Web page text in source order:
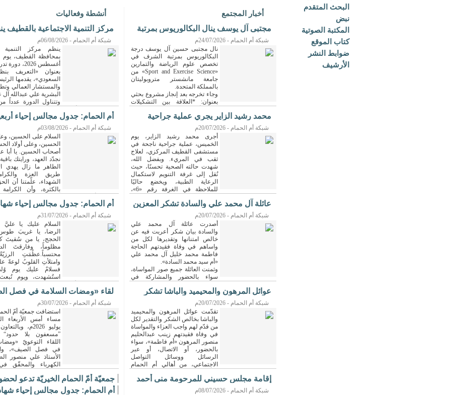
البحث المتقدم
نبض
المكتبة الصوتية
كتاب الموقع
ضوابط النشر
الأرشيف
أخبار المجتمع
مجتبى آل يوسف ينال البكالوريوس بمرتبة
الشرف ...
شبكة أم الحمام - 24/07/2026م
نال مجتبى حسين آل يوسف درجة
البكالوريوس بمرتبة الشرف في
تخصص علوم الرياضة والتمارين
«Sport and Exercise Science» من
جامعة مانشستر متروبوليتان
بالمملكة المتحدة.
وجاء تخرجه بعد إنجاز مشروع بحثي
بعنوان: *العلاقة بين التشكيلات
[التفاصيل]
محمد رشيد الزاير يجري عملية جراحية
ناجحة
شبكة أم الحمام - 20/07/2026م
أجرى محمد رشيد الزاير، يوم
الخميس، عملية جراحية ناجحة في
مستشفى القطيف المركزي، لعلاج
ثقب في المريء. وبفضل الله،
شهدت حالته الصحية تحسنًا، حيث
نُقل إلى غرفة التنويم لاستكمال
الرعاية الطبية، ويخضع حاليًا
للملاحظة في الغرفة رقم «6»،
وأوضح...
[التفاصيل]
عائلة آل محمد علي والسادة تشكر المعزين
في ...
شبكة أم الحمام - 20/07/2026م
أصدرت عائلة آل محمد علي
والسادة بيان شكر أعربت فيه عن
خالص امتنانها وتقديرها لكل من
واساهم في وفاة فقيدتهم الحاجة
فاطمة محمد خليل آل محمد علي
«أم سيد محمد السادة».
وثمنت العائلة جميع صور المواساة،
سواء بالحضور والمشاركة في
عوائل المرهون والمحيميد والباشا تشكر
المعزين ...
شبكة أم الحمام - 20/07/2026م
تقدّمت عوائل المرهون والمحيميد
والباشا بخالص الشكر والتقدير لكل
من قدّم لهم واجب العزاء والمواساة
في وفاة فقيدتهم زينب عبدالحليم
منصور المرهون «أم فاطمة»، سواء
بالحضور، أو الاتصال، أو عبر
الرسائل ووسائل التواصل
الاجتماعي، من أهالي أم الحمام
إقامة مجلس حسيني للمرحومة منى أحمد
سلمان مسبح
شبكة أم الحمام - 08/07/2026م
أنشطة وفعاليات
مركز التنمية الاجتماعية بالقطيف
دورة ...
شبكة أم الحمام - 06/08/2026م
ينظم مركز التنمية
أغسطس 2026،
بعنوان «التعريف
السعودي»، يقدمها
والمستشار العمالي
البشرية علي عبدالله آل
وتتناول الدورة عدداً
أم الحمام: جدول مجالس إحياء
الإمام ...
شبكة أم الحمام - 03/08/2026م
السلام على الحسين،
الحسين، وعلى أولاد
أصحاب الحسين. يا أبا
نجدّد العهد، ورايتك
الطاهر ما زال يهدي
طريق العزة
الشهداء، علّمتنا أن
بالكثرة، وأن
اللهم ارزقنا في الدنيا زيارة الحسين، وفي
[التفاصيل]
أم الحمام: جدول مجالس إحياء
...
شبكة أم الحمام - 31/07/2026م
السلام عليك يا
الرضا، يا غريبَ
الحجج، يا من سُقيتَ
مظلوماً، وفارقتَ
محتسباً.عظُمَتِ
وامتلأتِ القلوبُ لوعةً
فسلامٌ عليك يوم
استُشهدت، ويوم تُبعث
ثابتة، واجعلنا من المتمسّكين بولاية محمدٍ
والمقتفين لنهج الإمام الرضا (ع).
[التفاصيل]
لقاء «ومضات السلامة في فصل
يختتم ...
شبكة أم الحمام - 30/07/2026م
استضافت جمعيّة أمّ
يوليو 2026م،
”مسعفون بلا حدود“
اللقاء التوعويّ
في فصل الصيف»،
الأستاذ علي منصور
الكهرباء والمحقّق
جمعيّة أمّ الحمام الخيريّة تدعو
...أم الحمام: جدول مجالس إحياء